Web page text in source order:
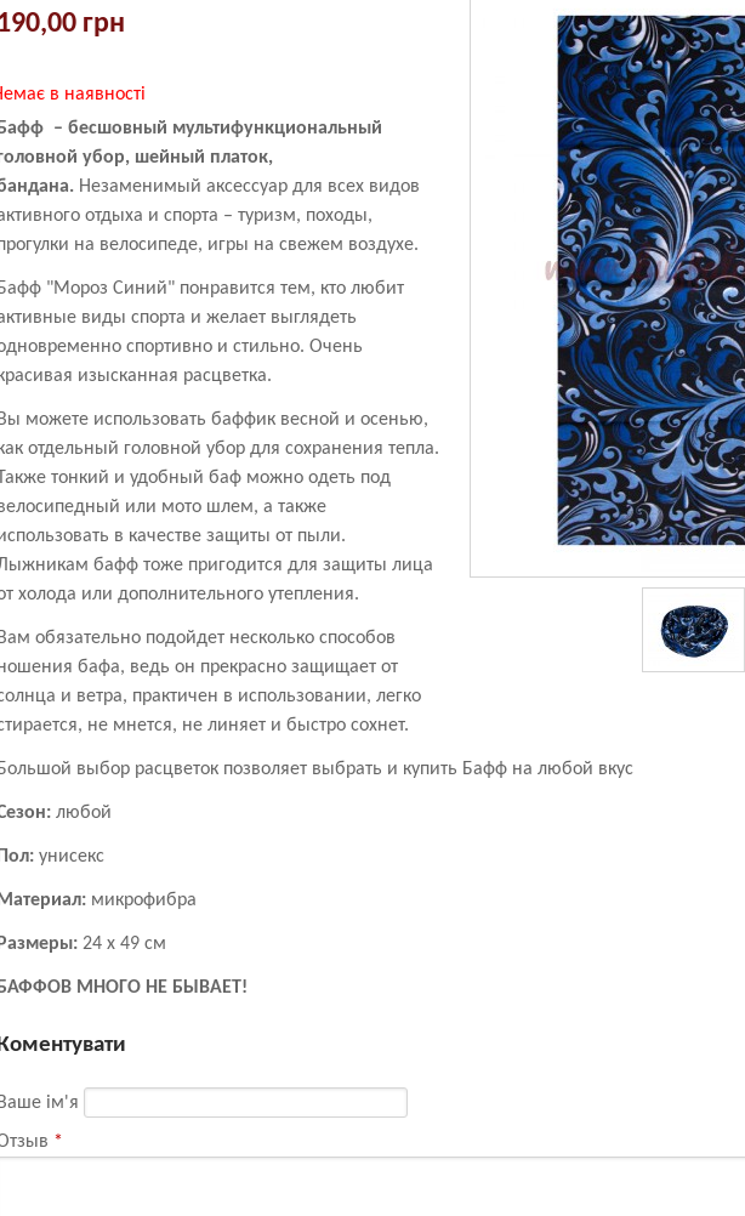
грн
в наявності
– бесшовный мультифункциональный
убор, шейный платок,
Незаменимый аксессуар для всех видов
отдыха и спорта – туризм, походы,
на велосипеде, игры на свежем воздухе.
"Мороз Синий" понравится тем, кто любит
виды спорта и желает выглядеть
спортивно и стильно. Очень
изысканная расцветка.
можете использовать баффик весной и осенью,
отдельный головной убор для сохранения тепла.
Также тонкий и удобный баф можно одеть под
или мото шлем, а также
в качестве защиты от пыли.
бафф тоже пригодится для защиты лица
холода или дополнительного утепления.
обязательно подойдет несколько способов
бафа, ведь он прекрасно защищает от
и ветра, практичен в использовании, легко
не мнется, не линяет и быстро сохнет.
выбор расцветок позволяет выбрать и купить Бафф на любой вкус
любой
унисекс
микрофибра
24 х 49 см
МНОГО НЕ БЫВАЕТ!
ім'я
*